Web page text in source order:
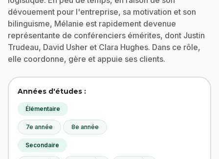
dévouement pour l'entreprise, sa motivation et son
bilinguisme, Mélanie est rapidement devenue
représentante de conférenciers émérites, dont Justin
Trudeau, David Usher et Clara Hughes. Dans ce rôle,
elle coordonne, gère et appuie ses clients.
Années d'études :
Élémentaire
7e année 8e année
Secondaire